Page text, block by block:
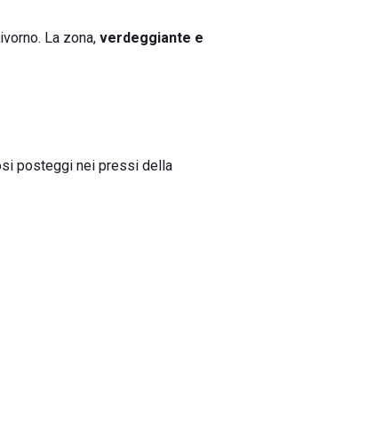
La zona, verdeggiante e
posteggi nei pressi della